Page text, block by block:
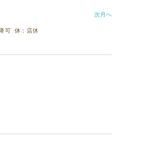
次月へ
可 店休